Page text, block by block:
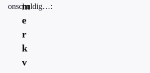
m
e
r
k
v
onschuldig…: